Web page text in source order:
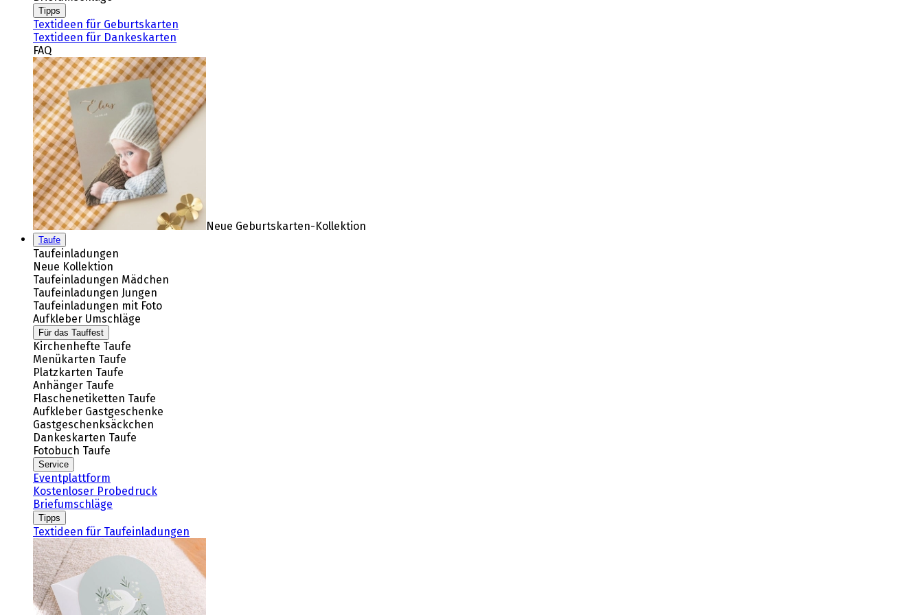
Tipps
Textideen für Geburtskarten
Textideen für Dankeskarten
FAQ
Neue Geburtskarten-Kollektion
Taufe
Taufeinladungen
Neue Kollektion
Taufeinladungen Mädchen
Taufeinladungen Jungen
Taufeinladungen mit Foto
Aufkleber Umschläge
Für das Tauffest
Kirchenhefte Taufe
Menükarten Taufe
Platzkarten Taufe
Anhänger Taufe
Flaschenetiketten Taufe
Aufkleber Gastgeschenke
Gastgeschenksäckchen
Dankeskarten Taufe
Fotobuch Taufe
Service
Eventplattform
Kostenloser Probedruck
Briefumschläge
Tipps
Textideen für Taufeinladungen